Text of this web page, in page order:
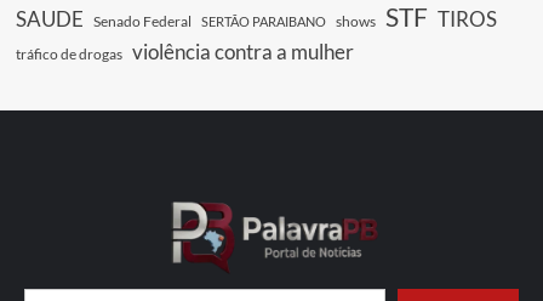
SAUDE Senado Federal SERTÃO PARAIBANO shows STF TIROS
tráfico de drogas violência contra a mulher
Digite seu e-mail…